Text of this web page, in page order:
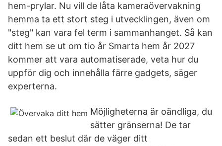
hem-prylar. Nu vill de låta kameraövervakning
hemma ta ett stort steg i utvecklingen, även om
"steg" kan vara fel term i sammanhanget. Så kan
ditt hem se ut om tio år Smarta hem år 2027
kommer att vara automatiserade, veta hur du
uppför dig och innehålla färre gadgets, säger
experterna.
Möjligheterna är oändliga, du
sätter gränserna! De tar
sedan ett beslut där de väger ditt